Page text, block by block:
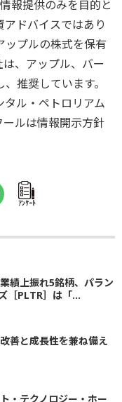
報提供のみを目的と
ドバイスではあり
ップルの株式を保有
、アップル、バー
推奨しています。
ル・ペトロリアム
ルは情報開示方針
ｱﾝｹｰﾄ
績上振れ5銘柄、パラン
［PLTR］は「...
善と成長性を兼ね備え
・テクノロジー・ホー